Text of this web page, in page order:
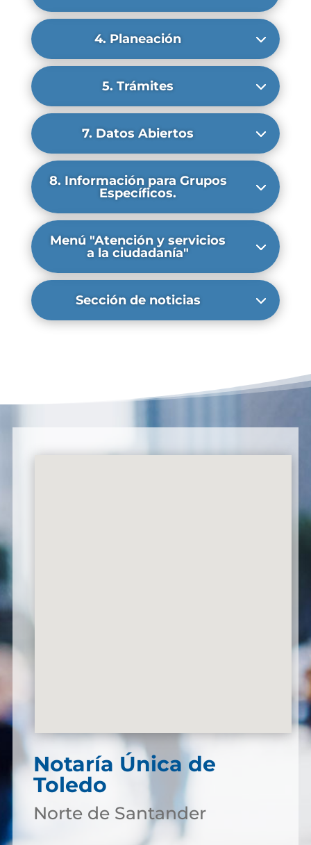
4. Planeación
5. Trámites
7. Datos Abiertos
8. Información para Grupos
Específicos.
Menú "Atención y servicios
a la ciudadanía"
Sección de noticias
Notaría Única de
Toledo
Norte de Santander